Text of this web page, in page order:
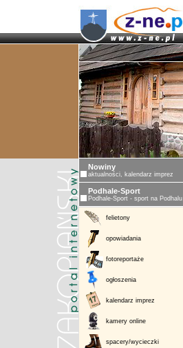
Nowiny
aktualności, kalendarz imprez
Podhale-Sport
Podhale-Sport - sport na Podhalu
felietony
opowiadania
fotoreportaże
ogłoszenia
kalendarz imprez
kamery online
spacery/wycieczki